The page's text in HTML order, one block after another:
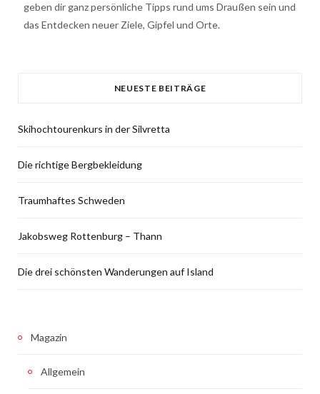
geben dir ganz persönliche Tipps rund ums Draußen sein und
das Entdecken neuer Ziele, Gipfel und Orte.
NEUESTE BEITRÄGE
Skihochtourenkurs in der Silvretta
Die richtige Bergbekleidung
Traumhaftes Schweden
Jakobsweg Rottenburg – Thann
Die drei schönsten Wanderungen auf Island
Magazin
Allgemein